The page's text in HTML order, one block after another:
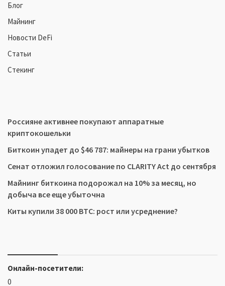
Блог
Майнинг
Новости DeFi
Статьи
Стекинг
Россияне активнее покупают аппаратные
криптокошельки
Биткоин упадет до $46 787: майнеры на грани убытков
Сенат отложил голосование по CLARITY Act до сентября
Майнинг биткоина подорожал на 10% за месяц, но
добыча все еще убыточна
Киты купили 38 000 BTC: рост или усреднение?
Онлайн-посетители:
0